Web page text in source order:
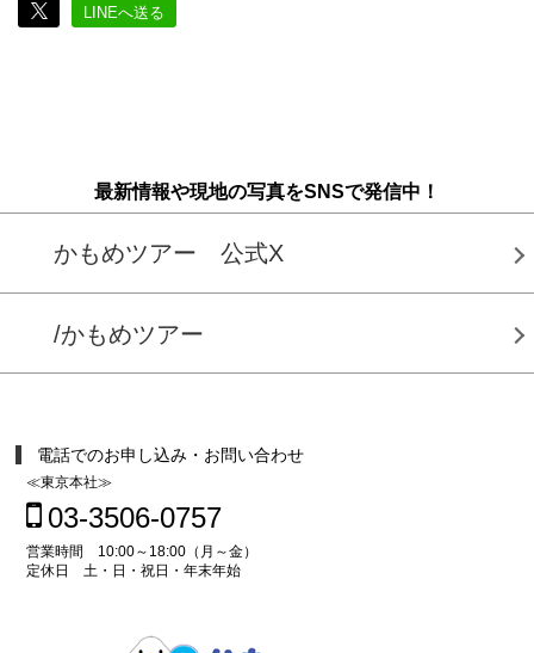
LINEへ送る
最新情報や現地の写真をSNSで発信中！
かもめツアー 公式X
/かもめツアー
電話でのお申し込み・お問い合わせ
≪東京本社≫
03-3506-0757
営業時間 10:00～18:00（月～金）
定休日 土・日・祝日・年末年始